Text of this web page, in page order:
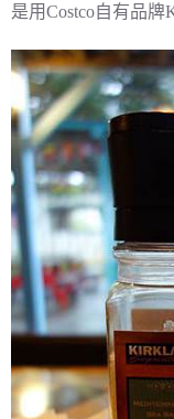
是用Costco自有品牌